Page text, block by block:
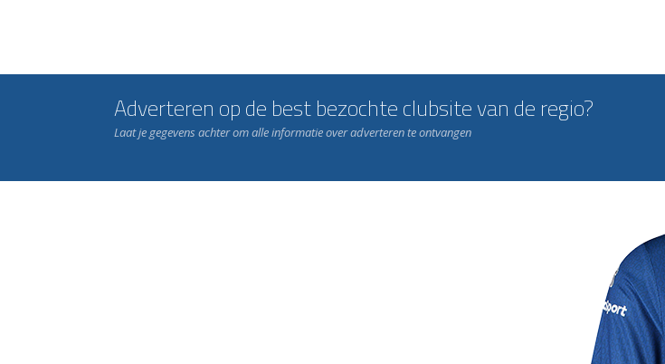
Adverteren op de best bezochte clubsite van de regio?
Laat je gegevens achter om alle informatie over adverteren te ontvangen